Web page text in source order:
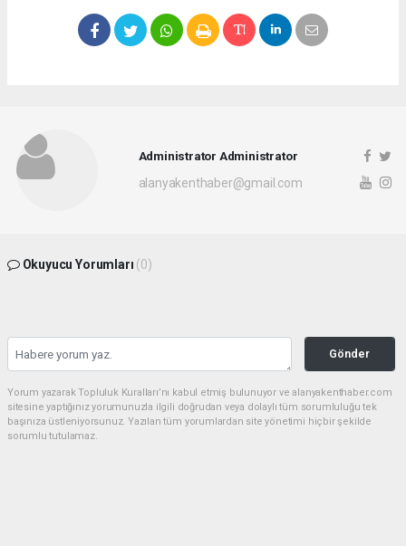
Administrator Administrator
alanyakenthaber@gmail.com
Okuyucu Yorumları (0)
Gönder
Yorum yazarak Topluluk Kuralları’nı kabul etmiş bulunuyor ve alanyakenthaber.com
sitesine yaptığınız yorumunuzla ilgili doğrudan veya dolaylı tüm sorumluluğu tek
başınıza üstleniyorsunuz. Yazılan tüm yorumlardan site yönetimi hiçbir şekilde
sorumlu tutulamaz.